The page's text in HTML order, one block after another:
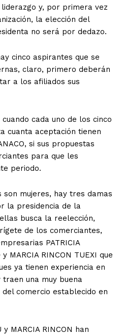
y, por primera vez
la elección del
no será por dedazo.
cinco aspirantes que se
claro, primero deberán
a los afiliados sus
cada uno de los cinco
cuanta aceptación tienen
si sus propuestas
para que les
periodo.
mujeres, hay tres damas
la presidencia de la
busca la reelección,
de los comerciantes,
PATRICIA
MARCIA RINCON TUEXI que
ya tienen experiencia en
una muy buena
comercio establecido en
y MARCIA RINCON han